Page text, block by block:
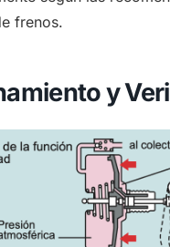
frenos.
y